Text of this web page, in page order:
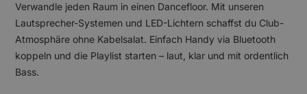
Verwandle jeden Raum in einen Dancefloor. Mit unseren
Lautsprecher-Systemen und LED-Lichtern schaffst du Club-
Atmosphäre ohne Kabelsalat. Einfach Handy via Bluetooth
koppeln und die Playlist starten – laut, klar und mit ordentlich
Bass.